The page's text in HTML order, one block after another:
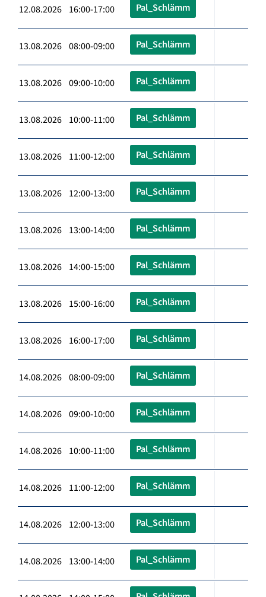
12.08.2026 16:00-17:00 Pal_Schlämm
13.08.2026 08:00-09:00 Pal_Schlämm
13.08.2026 09:00-10:00 Pal_Schlämm
13.08.2026 10:00-11:00 Pal_Schlämm
13.08.2026 11:00-12:00 Pal_Schlämm
13.08.2026 12:00-13:00 Pal_Schlämm
13.08.2026 13:00-14:00 Pal_Schlämm
13.08.2026 14:00-15:00 Pal_Schlämm
13.08.2026 15:00-16:00 Pal_Schlämm
13.08.2026 16:00-17:00 Pal_Schlämm
14.08.2026 08:00-09:00 Pal_Schlämm
14.08.2026 09:00-10:00 Pal_Schlämm
14.08.2026 10:00-11:00 Pal_Schlämm
14.08.2026 11:00-12:00 Pal_Schlämm
14.08.2026 12:00-13:00 Pal_Schlämm
14.08.2026 13:00-14:00 Pal_Schlämm